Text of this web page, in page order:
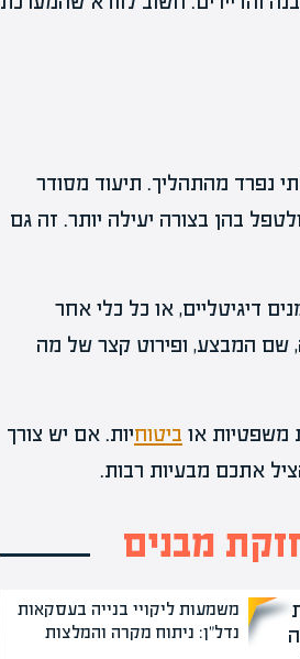
נפרד מהתהליך. תיעוד מסודר
בהן בצורה יעילה יותר. זה גם
דיגיטליים, או כל כלי אחר
שם המבצע, ופירוט קצר של מה
משפטיות או ביטוחיות. אם יש צורך
אתכם מבעיות רבות.
מבנים
משמעות ליקויי בנייה בעסקאות
נדל"ן: ניתוח מקרה והמלצות